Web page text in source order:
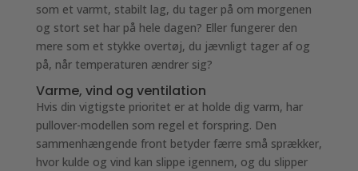
som et varmt, stabilt lag, du tager på om morgenen
og stort set har på hele dagen? Eller fungerer den
mere som et stykke overtøj, du jævnligt tager af og
på, når temperaturen ændrer sig?
Varme, vind og ventilation
Hvis din vigtigste prioritet er at holde dig varm, har
pullover-modellen som regel et forspring. Den
sammenhængende front betyder færre små sprækker,
hvor kulde og vind kan slippe igennem, og du slipper